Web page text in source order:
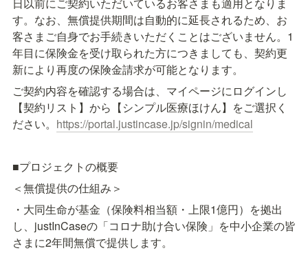
日以前にご契約いただいているお客さまも適用となりま
す。なお、無償提供期間は自動的に延長されるため、お
客さまご自身でお手続きいただくことはございません。1
年目に保険金を受け取られた方につきましても、契約更
新により再度の保険金請求が可能となります。
ご契約内容を確認する場合は、マイページにログインし
【契約リスト】から【シンプル医療ほけん】をご選択く
ださい。 https://portal.justincase.jp/signin/medical
■プロジェクトの概要
＜無償提供の仕組み＞
・大同生命が基金（保険料相当額・上限1億円）を拠出
し、justInCaseの「コロナ助け合い保険」を中小企業の皆
さまに2年間無償で提供します。